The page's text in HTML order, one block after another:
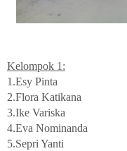
Kelompok 1:
1.Esy Pinta
2.Flora Katikana
3.Ike Variska
4.Eva Nominanda
5.Sepri Yanti